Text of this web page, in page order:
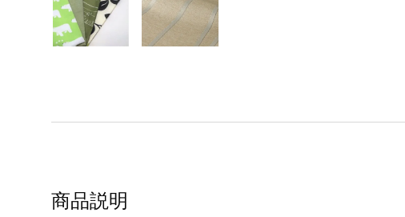
商品説明